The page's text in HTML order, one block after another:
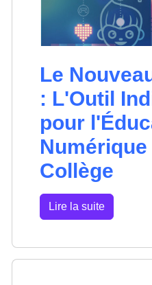
Le
: L'Outil
pour
Collège
Lire la suite